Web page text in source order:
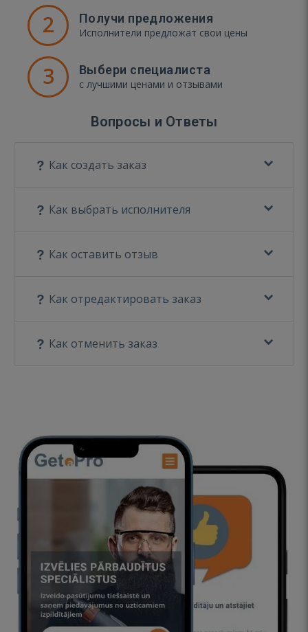
2 Получи предложения
Исполнители предложат свои цены
3 Выбери специалиста
с лучшими ценами и отзывами
Вопросы и Ответы
Как создать заказ
Как выбрать исполнителя
Как оставить отзыв
Как отредактировать заказ
Как отменить заказ